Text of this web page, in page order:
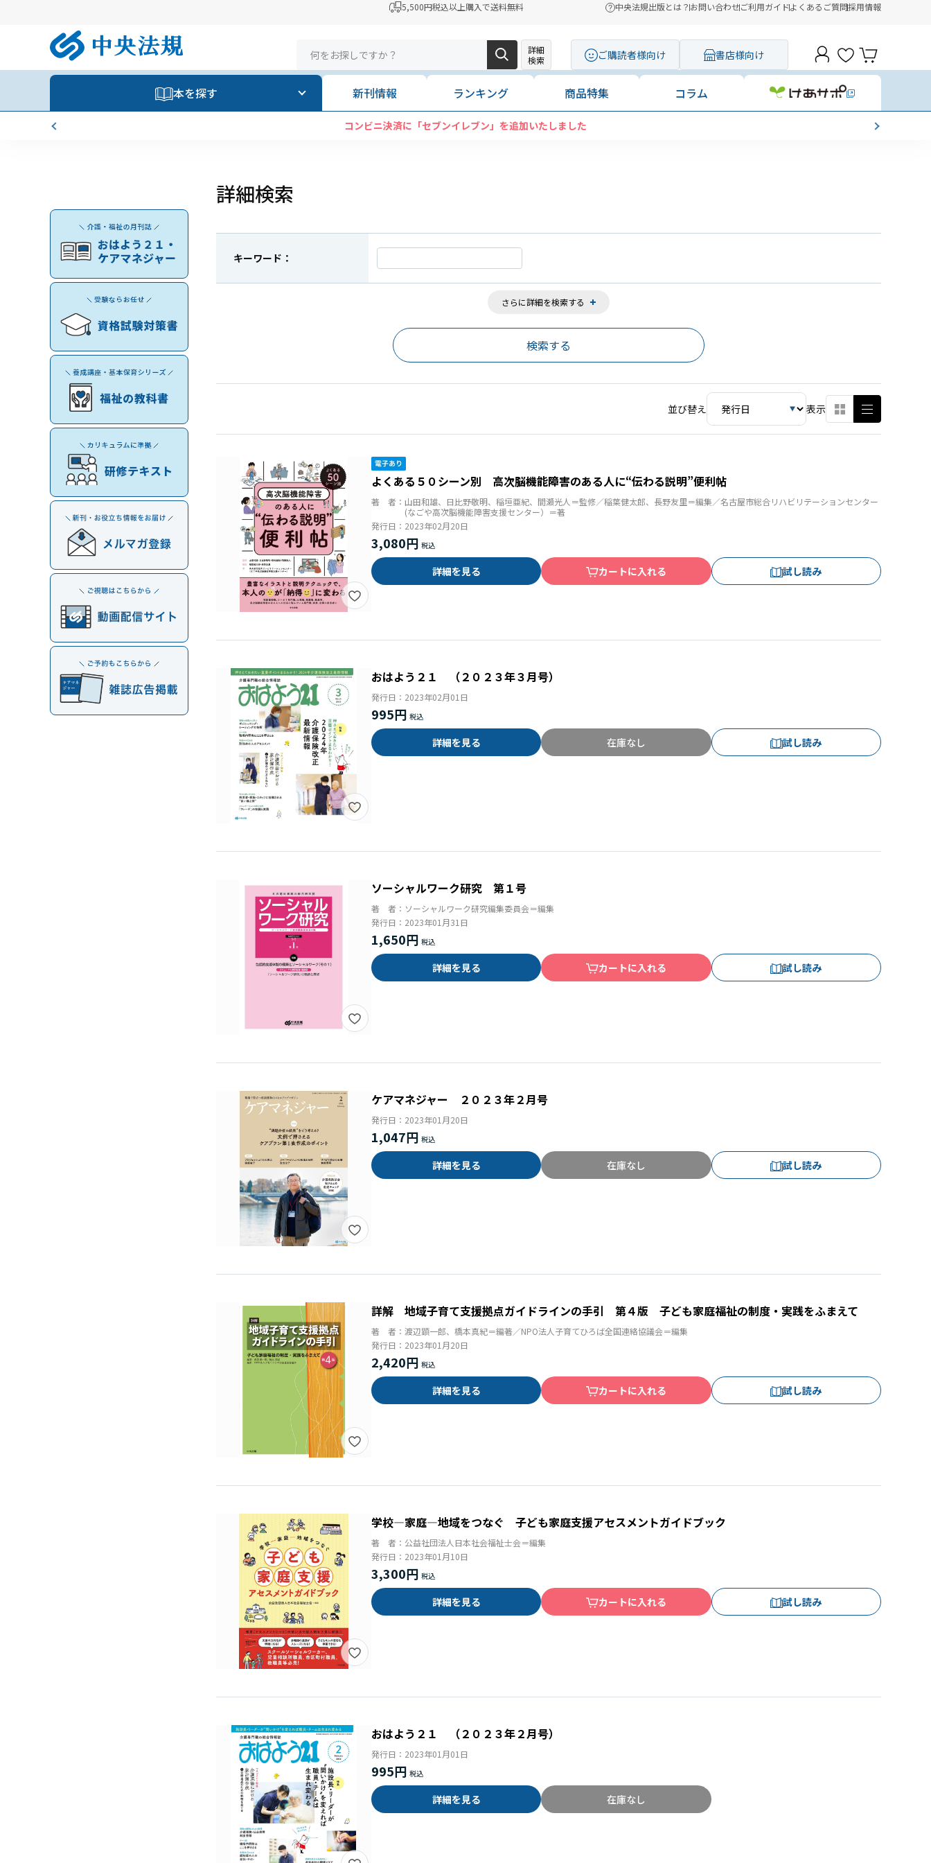
5,500円税込以上購入で送料無料 中央法規出版とは？お問い合わせご利用ガイドよくあるご質問採用情報
詳細
検索
ご購読者様向け 書店様向け
本を探す 新刊情報 ランキング 商品特集 コラム
コンビニ決済に「セブンイレブン」を追加いたしました
詳細検索
キーワード：
さらに詳細を検索する
並び替え 表示
よくある５０シーン別 高次脳機能障害のある人に“伝わる説明”便利帖
著 者： 山田和雄、日比野敬明、稲垣亜紀、間瀬光人＝監修／稲葉健太郎、長野友里＝編集／名古屋市総合リハビリテーションセンター
(なごや高次脳機能障害支援センター）＝著
発行日： 2023年02月20日
3,080円
詳細を見る カートに入れる 試し読み
おはよう２１ （２０２３年３月号）
発行日： 2023年02月01日
995円
詳細を見る 在庫なし 試し読み
ソーシャルワーク研究 第１号
著 者： ソーシャルワーク研究編集委員会＝編集
発行日： 2023年01月31日
1,650円
詳細を見る カートに入れる 試し読み
ケアマネジャー ２０２３年２月号
発行日： 2023年01月20日
1,047円
詳細を見る 在庫なし 試し読み
詳解 地域子育て支援拠点ガイドラインの手引 第４版 子ども家庭福祉の制度・実践をふまえて
著 者： 渡辺顕一郎、橋本真紀＝編著／NPO法人子育てひろば全国連絡協議会＝編集
発行日： 2023年01月20日
2,420円
詳細を見る カートに入れる 試し読み
学校―家庭―地域をつなぐ 子ども家庭支援アセスメントガイドブック
著 者： 公益社団法人日本社会福祉士会＝編集
発行日： 2023年01月10日
3,300円
詳細を見る カートに入れる 試し読み
おはよう２１ （２０２３年２月号）
発行日： 2023年01月01日
995円
詳細を見る 在庫なし